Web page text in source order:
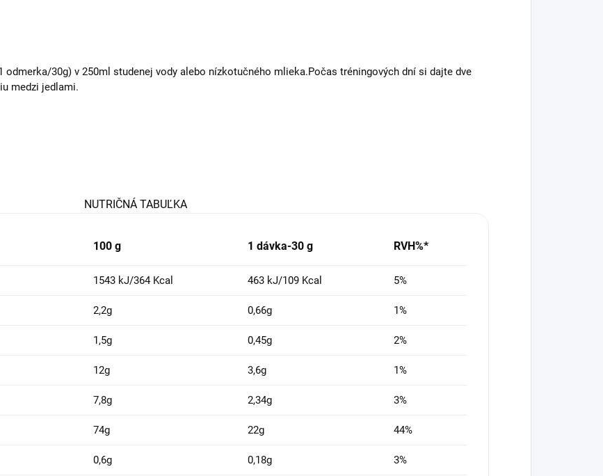
odmerka/30g) v 250ml studenej vody alebo nízkotučného mlieka.Počas tréningových dní si dajte dve
medzi jedlami.
NUTRIČNÁ TABUĽKA
100 g 1 dávka-30 g RVH%*
1543 kJ/364 Kcal 463 kJ/109 Kcal 5%
2,2g 0,66g 1%
1,5g 0,45g 2%
12g 3,6g 1%
7,8g 2,34g 3%
74g 22g 44%
0,6g 0,18g 3%